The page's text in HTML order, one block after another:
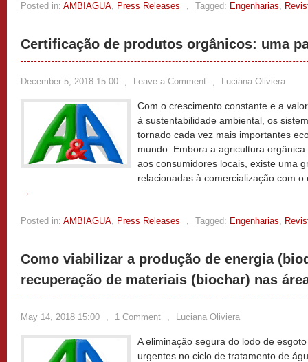
Posted in: AMBIAGUA, Press Releases , Tagged: Engenharias,
Certificação de produtos orgânicos: uma
December 5, 2018 15:00 , Leave a Comment , Luciana Oliviera
Com o crescimento constante e a
à sustentabilidade ambiental, os
tornado cada vez mais importantes
mundo. Embora a agricultura
aos consumidores locais, existe uma
relacionadas à comercialização com
→
Posted in: AMBIAGUA, Press Releases , Tagged: Engenharias,
Como viabilizar a produção de energia
recuperação de materiais (biochar) nas
May 14, 2018 15:00 , 1 Comment , Luciana Oliviera
A eliminação segura do lodo de
urgentes no ciclo de tratamento de